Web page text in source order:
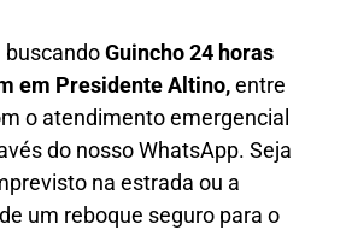
buscandoGuincho 24 horas
em Presidente Altino,entre
o atendimento emergencial
do nosso WhatsApp. Seja
na estrada ou a
um reboque seguro para o